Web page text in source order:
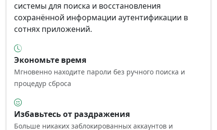
системы для поиска и восстановления
сохранённой информации аутентификации в
сотнях приложений.
Экономьте время
Мгновенно находите пароли без ручного поиска и
процедур сброса
Избавьтесь от раздражения
Больше никаких заблокированных аккаунтов и